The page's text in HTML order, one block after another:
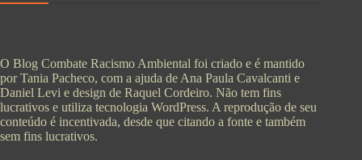
O Blog Combate Racismo Ambiental foi criado e é mantido
por Tania Pacheco, com a ajuda de Ana Paula Cavalcanti e
Daniel Levi e design de Raquel Cordeiro. Não tem fins
lucrativos e utiliza tecnologia WordPress. A reprodução de seu
conteúdo é incentivada, desde que citando a fonte e também
sem fins lucrativos.